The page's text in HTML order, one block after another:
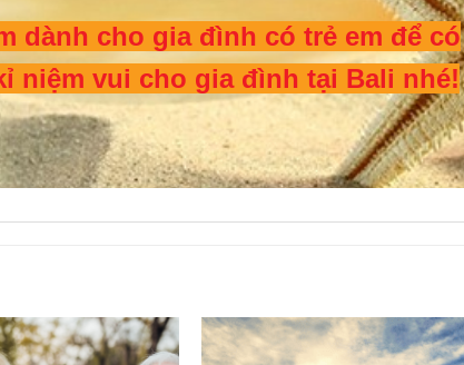
dành cho gia đình có trẻ em để có
niệm vui cho gia đình tại Bali nhé!